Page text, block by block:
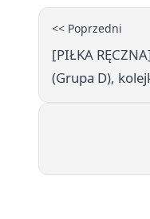
<< Poprzedni
[PIŁKA
(Grupa D),